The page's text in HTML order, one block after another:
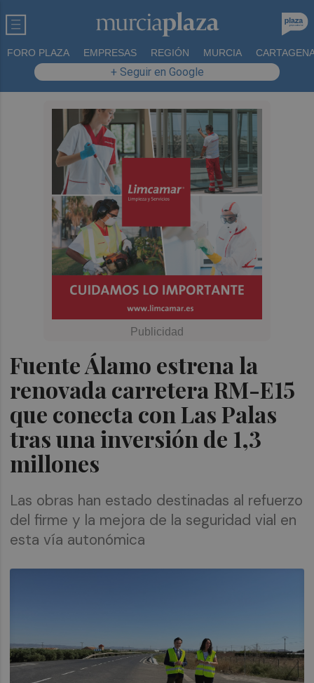
FORO PLAZA EMPRESAS REGIÓN MURCIA
+ Seguir en Google
Fuente Álamo estrena la
renovada carretera RM-E15
que conecta con Las Palas
tras una inversión de 1,3
millones
Las obras han estado destinadas al refuerzo
del firme y la mejora de la seguridad vial en
esta vía autonómica